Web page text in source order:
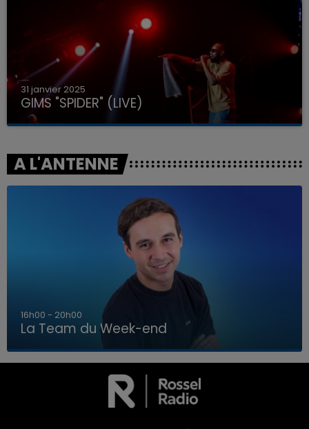
LA TEAM DU WEEK-END
31 janvier 2025
GIMS "SPIDER" (LIVE)
A L'ANTENNE
7h00 - 12h00
La Team du Week-end